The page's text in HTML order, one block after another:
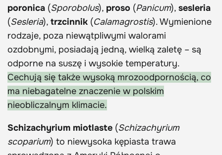
poronica (Sporobolus), proso (Panicum), sesleria
(Sesleria), trzcinnik (Calamagrostis). Wymienione
rodzaje, poza niewątpliwymi walorami
ozdobnymi, posiadają jedną, wielką zaletę – są
odporne na suszę i wysokie temperatury.
Cechują się także wysoką mrozoodpornością, co
ma niebagatelne znaczenie w polskim
nieobliczalnym klimacie.
Schizachyrium miotlaste (Schizachyrium
scoparium) to niewysoka kępiasta trawa